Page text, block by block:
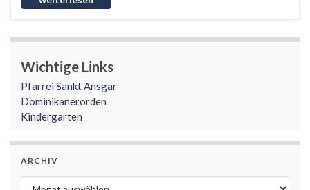
Wichtige Links
Pfarrei Sankt Ansgar
Dominikanerorden
Kindergarten
ARCHIV
Archiv